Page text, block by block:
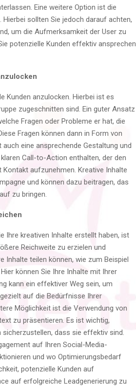
Eine weitere Option ist die
sollten Sie jedoch darauf achten,
um die Aufmerksamkeit der User zu
potenzielle Kunden effektiv ansprechen
Kunden anzulocken. Hierbei ist es
zugeschnitten sind. Ein guter Ansatz
Fragen oder Probleme er hat, die
Fragen können dann in Form von
eine ansprechende Gestaltung und
Call-to-Action enthalten, der den
aufzunehmen. Kreative Inhalte
und können dazu beitragen, das
zu bringen.
Ihre kreativen Inhalte erstellt haben, ist
Reichweite zu erzielen und
Inhalte teilen können, wie zum Beispiel
können Sie Ihre Inhalte mit Ihrer
kann ein effektiver Weg sein, um
auf die Bedürfnisse Ihrer
Möglichkeit ist die Verwendung von
zu präsentieren. Es ist wichtig,
dass sie effektiv sind.
auf Ihren Social-Media-
und wo Optimierungsbedarf
potenzielle Kunden auf
auf erfolgreiche Leadgenerierung zu